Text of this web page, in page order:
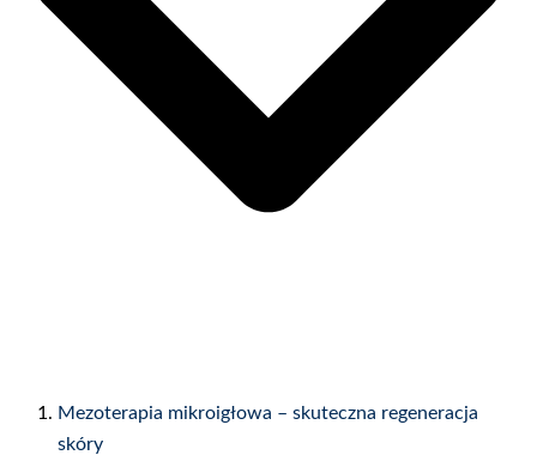
Mezoterapia mikroigłowa – skuteczna regeneracja
skóry